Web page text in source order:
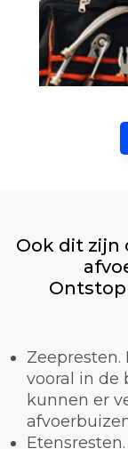
Ook dit zijn
vooral in de
kunnen er